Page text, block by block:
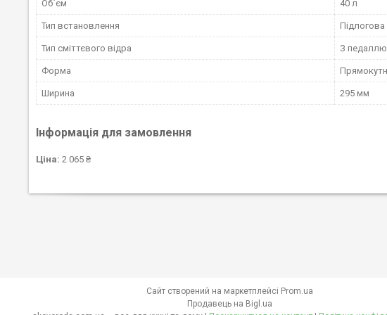
Об`єм 40 л
Тип встановлення Підлогова
Тип сміттєвого відра З педаллю
Форма
Ширина 295 мм
Інформація для замовлення
Ціна: 2 065 ₴
Сайт створений на маркетплейсі Prom.ua
Продавець на Bigl.ua